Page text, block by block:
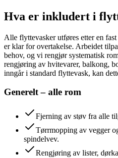
Hva er inkludert i
Alle flyttevasker utføres etter en
er klar for overtakelse. Arbeidet
behov, og vi rengjør systematisk
rengjøring av hvitevarer, balkong,
inngår i standard flyttevask, kan
Generelt – alle rom
Fjerning av støv fra alle
Tørrmopping av vegger
spindelvev.
Rengjøring av lister,